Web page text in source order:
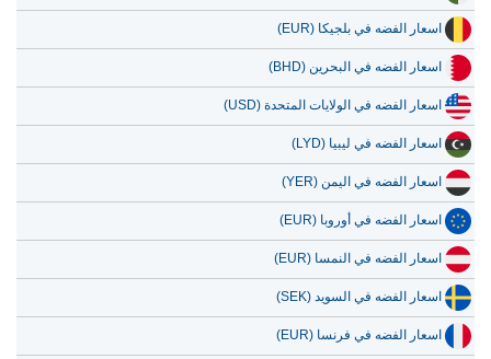
اسعار الفضه في بلجيكا (EUR)
اسعار الفضه في البحرين (BHD)
اسعار الفضه في الولايات المتحدة (USD)
اسعار الفضه في ليبيا (LYD)
اسعار الفضه في اليمن (YER)
اسعار الفضه في أوروبا (EUR)
اسعار الفضه في النمسا (EUR)
اسعار الفضه في السويد (SEK)
اسعار الفضه في فرنسا (EUR)